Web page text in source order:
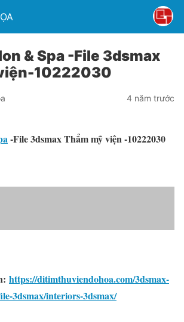
& Spa -File 3dsmax
10222030
4 năm trước
-File 3dsmax Thẩm mỹ viện -10222030
https://ditimthuviendohoa.com/3dsmax-
3dsmax/interiors-3dsmax/